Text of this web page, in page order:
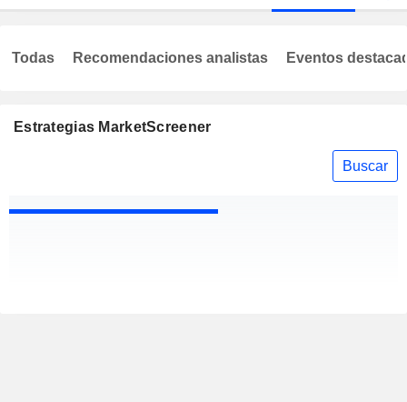
Estrategias MarketScreener
Buscar
Todas Recomendaciones analistas Eventos